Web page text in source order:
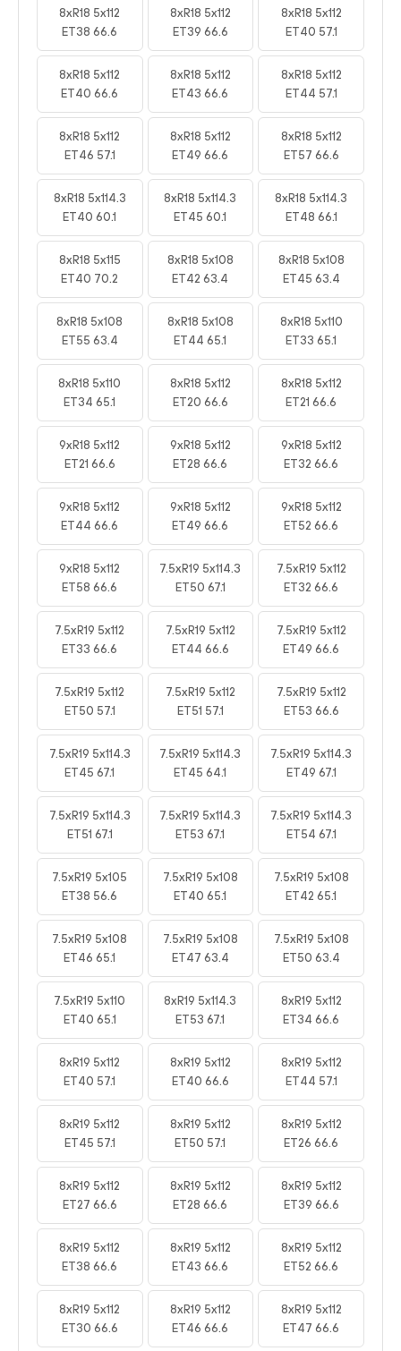
8xR18 5x112
ET38 66.6
8xR18 5x112
ET39 66.6
8xR18 5x112
ET40 57.1
8xR18 5x112
ET40 66.6
8xR18 5x112
ET43 66.6
8xR18 5x112
ET44 57.1
8xR18 5x112
ET46 57.1
8xR18 5x112
ET49 66.6
8xR18 5x112
ET57 66.6
8xR18 5x114.3
ET40 60.1
8xR18 5x114.3
ET45 60.1
8xR18 5x114.3
ET48 66.1
8xR18 5x115
ET40 70.2
8xR18 5x108
ET42 63.4
8xR18 5x108
ET45 63.4
8xR18 5x108
ET55 63.4
8xR18 5x108
ET44 65.1
8xR18 5x110
ET33 65.1
8xR18 5x110
ET34 65.1
8xR18 5x112
ET20 66.6
8xR18 5x112
ET21 66.6
9xR18 5x112
ET21 66.6
9xR18 5x112
ET28 66.6
9xR18 5x112
ET32 66.6
9xR18 5x112
ET44 66.6
9xR18 5x112
ET49 66.6
9xR18 5x112
ET52 66.6
9xR18 5x112
ET58 66.6
7.5xR19 5x114.3
ET50 67.1
7.5xR19 5x112
ET32 66.6
7.5xR19 5x112
ET33 66.6
7.5xR19 5x112
ET44 66.6
7.5xR19 5x112
ET49 66.6
7.5xR19 5x112
ET50 57.1
7.5xR19 5x112
ET51 57.1
7.5xR19 5x112
ET53 66.6
7.5xR19 5x114.3
ET45 67.1
7.5xR19 5x114.3
ET45 64.1
7.5xR19 5x114.3
ET49 67.1
7.5xR19 5x114.3
ET51 67.1
7.5xR19 5x114.3
ET53 67.1
7.5xR19 5x114.3
ET54 67.1
7.5xR19 5x105
ET38 56.6
7.5xR19 5x108
ET40 65.1
7.5xR19 5x108
ET42 65.1
7.5xR19 5x108
ET46 65.1
7.5xR19 5x108
ET47 63.4
7.5xR19 5x108
ET50 63.4
7.5xR19 5x110
ET40 65.1
8xR19 5x114.3
ET53 67.1
8xR19 5x112
ET34 66.6
8xR19 5x112
ET40 57.1
8xR19 5x112
ET40 66.6
8xR19 5x112
ET44 57.1
8xR19 5x112
ET45 57.1
8xR19 5x112
ET50 57.1
8xR19 5x112
ET26 66.6
8xR19 5x112
ET27 66.6
8xR19 5x112
ET28 66.6
8xR19 5x112
ET39 66.6
8xR19 5x112
ET38 66.6
8xR19 5x112
ET43 66.6
8xR19 5x112
ET52 66.6
8xR19 5x112
ET30 66.6
8xR19 5x112
ET46 66.6
8xR19 5x112
ET47 66.6